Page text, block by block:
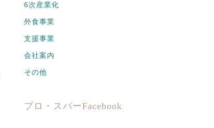
6次産業化
外食事業
支援事業
会社案内
その他
プロ・スパーFacebook